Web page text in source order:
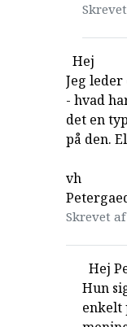
Hej
Jeg
- hvad
det en
på den.
vh
Skrevet af
Hej
Hun
enkelt